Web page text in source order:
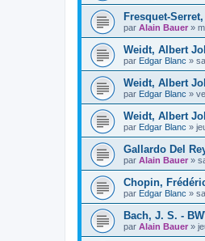
Fresquet-
par Alain Bauer »
Weidt, Albert
par Edgar Blanc »
Weidt, Albert
par Edgar Blanc »
Weidt, Albert
par Edgar Blanc »
Gallardo Del
par Alain Bauer »
Chopin,
par Edgar Blanc »
Bach, J. S. -
par Alain Bauer »